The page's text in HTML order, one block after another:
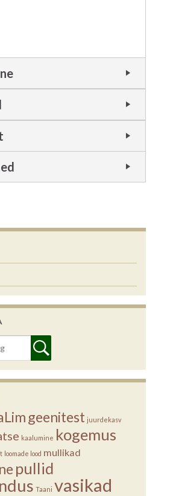
geenitest juurdekasv
kaalumine kogemus
loomade lood mullikad
pullid
Taani vasikad